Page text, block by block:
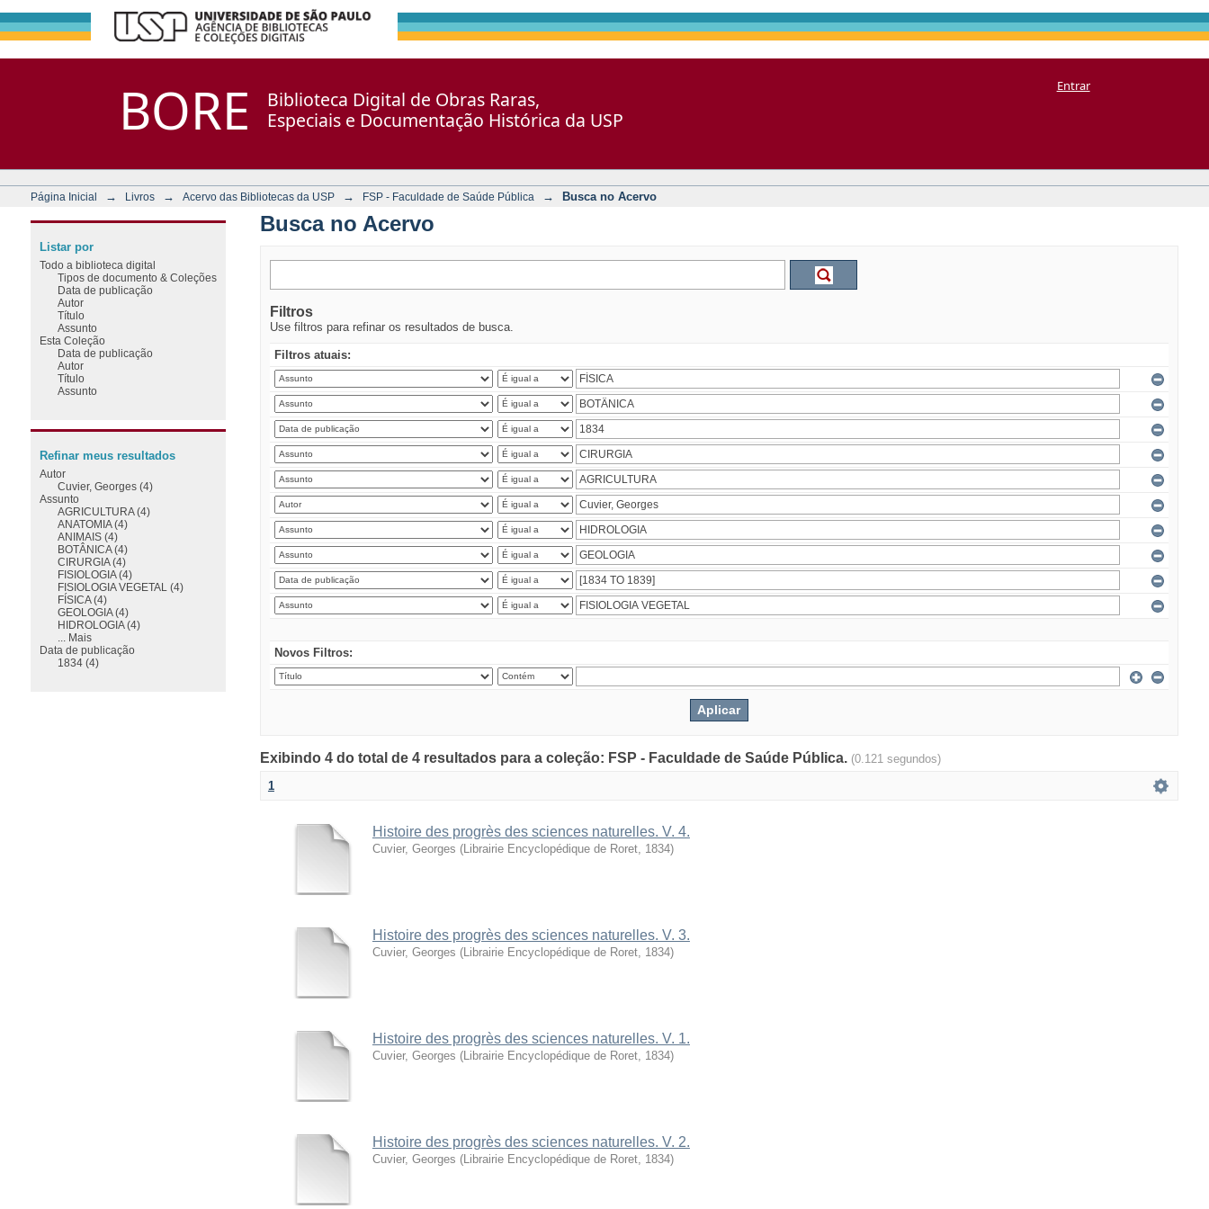
BORE
Biblioteca Digital de Obras Raras,
Especiais e Documentação Histórica da USP
Entrar
Página Inicial → Livros → Acervo das Bibliotecas da USP → FSP - Faculdade de Saúde Pública → Busca no Acervo
Busca no Acervo
Filtros
Use filtros para refinar os resultados de busca.
Filtros atuais:
Novos Filtros:
Exibindo 4 do total de 4 resultados para a coleção: FSP - Faculdade de Saúde Pública. (0.121 segundos)
1
Histoire des progrès des sciences naturelles. V. 4.
Cuvier, Georges (Librairie Encyclopédique de Roret, 1834)
Histoire des progrès des sciences naturelles. V. 3.
Cuvier, Georges (Librairie Encyclopédique de Roret, 1834)
Histoire des progrès des sciences naturelles. V. 1.
Cuvier, Georges (Librairie Encyclopédique de Roret, 1834)
Histoire des progrès des sciences naturelles. V. 2.
Cuvier, Georges (Librairie Encyclopédique de Roret, 1834)
Listar por
Todo a biblioteca digital
Tipos de documento & Coleções
Data de publicação
Autor
Título
Assunto
Esta Coleção
Data de publicação
Autor
Título
Assunto
Refinar meus resultados
Autor
Cuvier, Georges (4)
Assunto
AGRICULTURA (4)
ANATOMIA (4)
ANIMAIS (4)
BOTÂNICA (4)
CIRURGIA (4)
FISIOLOGIA (4)
FISIOLOGIA VEGETAL (4)
FÍSICA (4)
GEOLOGIA (4)
HIDROLOGIA (4)
... Mais
Data de publicação
1834 (4)